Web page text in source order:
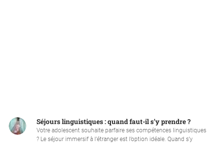
Séjours linguistiques : quand faut-il s’y prendre ?
Votre adolescent souhaite parfaire ses compétences linguistiques
? Le séjour immersif à l’étranger est l’option idéale. Quand s’y